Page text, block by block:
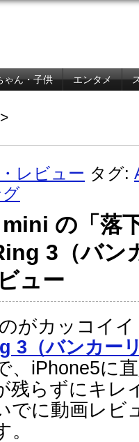
ゃん・子供 エンタメ
>
レビュー タグ:
の「落
3（バン
ュー
がカッコイ
3（バンカー
、iPhone5に
残らずにキレ
でに動画レビ